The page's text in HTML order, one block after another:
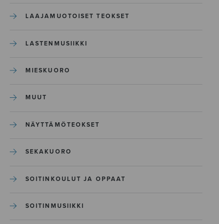
LAAJAMUOTOISET TEOKSET
LASTENMUSIIKKI
MIESKUORO
MUUT
NÄYTTÄMÖTEOKSET
SEKAKUORO
SOITINKOULUT JA OPPAAT
SOITINMUSIIKKI